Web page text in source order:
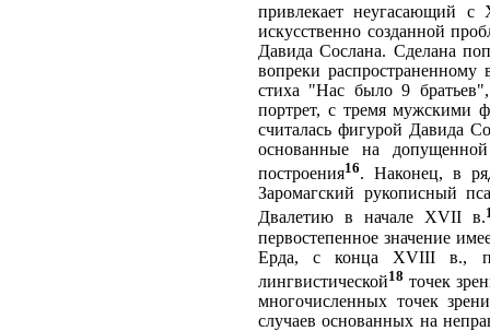
привлекает неугасающий с
искусственно созданной
Давида Сослана. Сделана
вопреки
стиха "Нас было 9 братьев",
портрет, с тремя
считалась фигурой Давида
основанные на допущенной
построения16. Наконец, в
Заромагский рукописный
Двалетию в начале XVII в.
первостепенное значение
Ерда, с конца XVIII в.,
лингвистической18 точек
многочисленных точек
случаев основанных на